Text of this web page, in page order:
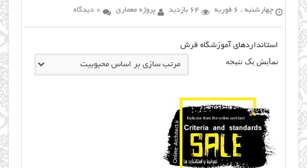
چهارشنبه ، 6 فوریه 64 بازدید پروژه معماری 0 دیدگاه
استانداردهای آموزشگاه فرش
نمایش یک نتیجه